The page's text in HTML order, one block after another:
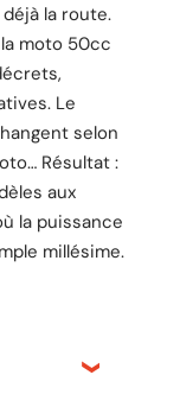
déjà la route.
moto 50cc
Le
selon
Résultat :
aux
la puissance
millésime.